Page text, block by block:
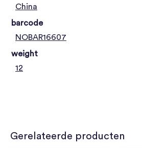
China
barcode
NOBAR16607
weight
12
Gerelateerde producten